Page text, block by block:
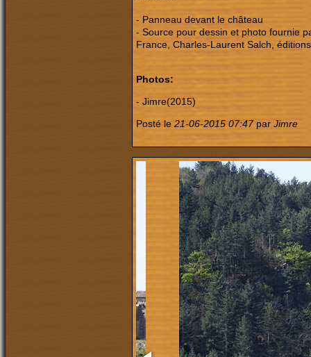
- Panneau devant le château
- Source pour dessin et photo fournie
France, Charles-Laurent Salch,
Photos:
- Jimre(2015)
Posté le 21-06-2015 07:47par Jimre